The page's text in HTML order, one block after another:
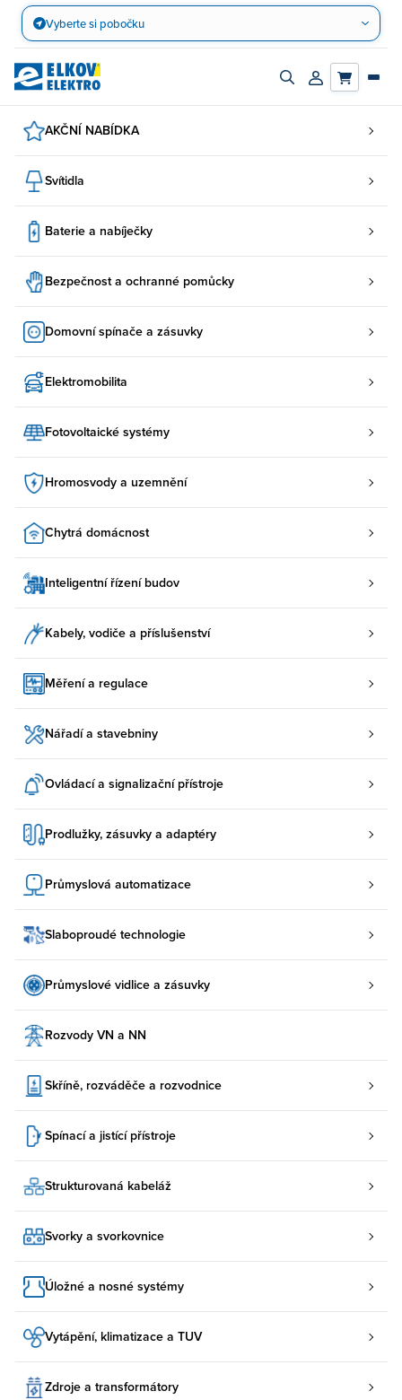
Přejít
obsah
Vyberte si pobočku
Zapnout/vypnout
Přihlásit/
AKČNÍ NABÍDKA
Svítidla
Baterie a nabíječky
Bezpečnost a ochranné pomůcky
Domovní spínače a zásuvky
Elektromobilita
Fotovoltaické systémy
Hromosvody a uzemnění
Chytrá domácnost
Inteligentní řízení budov
Kabely, vodiče a příslušenství
Měření a regulace
Nářadí a stavebniny
Ovládací a signalizační přístroje
Prodlužky, zásuvky a adaptéry
Průmyslová automatizace
Slaboproudé technologie
Průmyslové vidlice a zásuvky
Rozvody VN a NN
Skříně, rozváděče a rozvodnice
Spínací a jistící přístroje
Strukturovaná kabeláž
Svorky a svorkovnice
Úložné a nosné systémy
Vytápění, klimatizace a TUV
Zdroje a transformátory